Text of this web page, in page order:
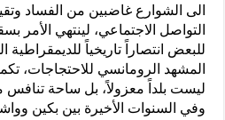
الى الشوارع غاضبين من الفساد
التواصل الاجتماعي، لينتهي الأمر
للبعض انتصاراً تاريخياً
المشهد الرومانسي للاحتجاجات،
ليست بلداً معزولاً، بل ساحة تنافس
وفي السنوات الأخيرة بين بكين